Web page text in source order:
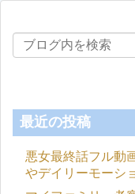
最近の投稿
悪女最終話フル動
やデイリーモーシ